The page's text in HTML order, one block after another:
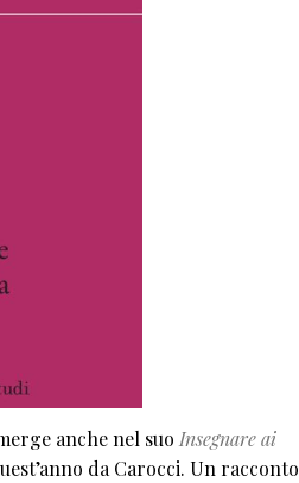
anche nel suo Insegnare ai
da Carocci. Un racconto